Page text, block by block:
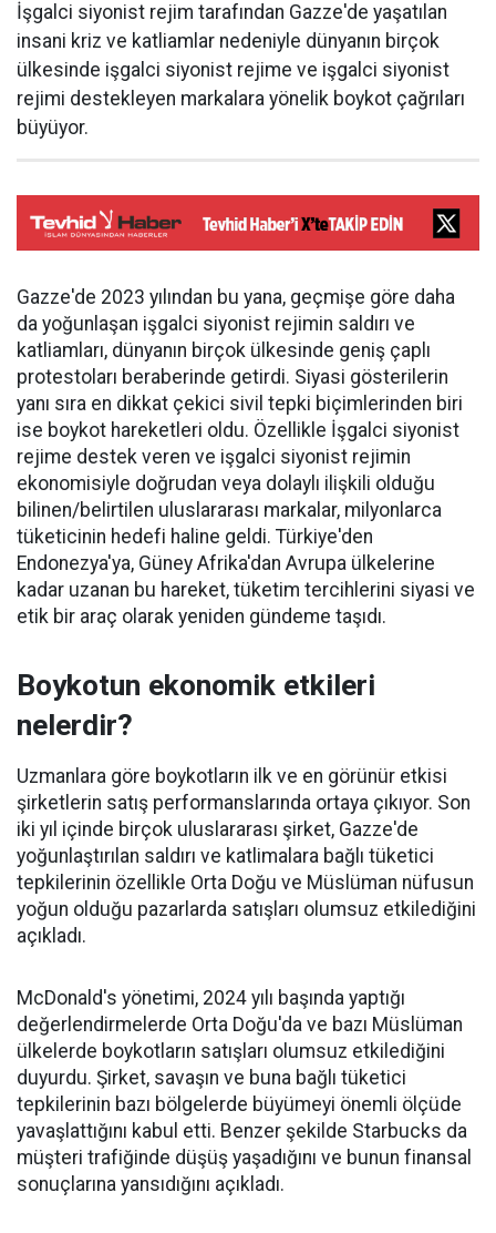
İşgalci siyonist rejim tarafından Gazze'de yaşatılan
insani kriz ve katliamlar nedeniyle dünyanın birçok
ülkesinde işgalci siyonist rejime ve işgalci siyonist
rejimi destekleyen markalara yönelik boykot çağrıları
büyüyor.
Gazze'de 2023 yılından bu yana, geçmişe göre daha
da yoğunlaşan işgalci siyonist rejimin saldırı ve
katliamları, dünyanın birçok ülkesinde geniş çaplı
protestoları beraberinde getirdi. Siyasi gösterilerin
yanı sıra en dikkat çekici sivil tepki biçimlerinden biri
ise boykot hareketleri oldu. Özellikle İşgalci siyonist
rejime destek veren ve işgalci siyonist rejimin
ekonomisiyle doğrudan veya dolaylı ilişkili olduğu
bilinen/belirtilen uluslararası markalar, milyonlarca
tüketicinin hedefi haline geldi. Türkiye'den
Endonezya'ya, Güney Afrika'dan Avrupa ülkelerine
kadar uzanan bu hareket, tüketim tercihlerini siyasi ve
etik bir araç olarak yeniden gündeme taşıdı.
Boykotun ekonomik etkileri
nelerdir?
Uzmanlara göre boykotların ilk ve en görünür etkisi
şirketlerin satış performanslarında ortaya çıkıyor. Son
iki yıl içinde birçok uluslararası şirket, Gazze'de
yoğunlaştırılan saldırı ve katlimalara bağlı tüketici
tepkilerinin özellikle Orta Doğu ve Müslüman nüfusun
yoğun olduğu pazarlarda satışları olumsuz etkilediğini
açıkladı.
McDonald's yönetimi, 2024 yılı başında yaptığı
değerlendirmelerde Orta Doğu'da ve bazı Müslüman
ülkelerde boykotların satışları olumsuz etkilediğini
duyurdu. Şirket, savaşın ve buna bağlı tüketici
tepkilerinin bazı bölgelerde büyümeyi önemli ölçüde
yavaşlattığını kabul etti. Benzer şekilde Starbucks da
müşteri trafiğinde düşüş yaşadığını ve bunun finansal
sonuçlarına yansıdığını açıkladı.